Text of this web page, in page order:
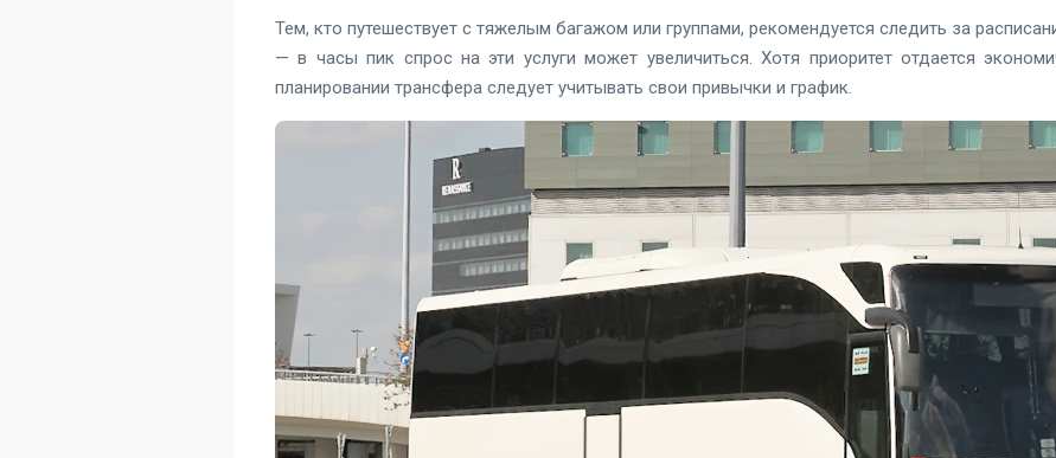
Тем, кто путешествует с тяжелым багажом или группами, рекомендуется следить за
— в часы пик спрос на эти услуги может увеличиться. Хотя приоритет отдается
планировании трансфера следует учитывать свои привычки и график.